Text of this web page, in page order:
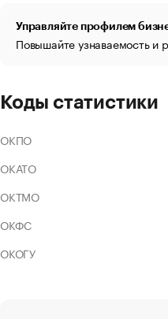
Управляйте профилем
Повышайте узнаваемость и
Коды статистики
ОКПО
ОКАТО
ОКТМО
ОКФС
ОКОГУ